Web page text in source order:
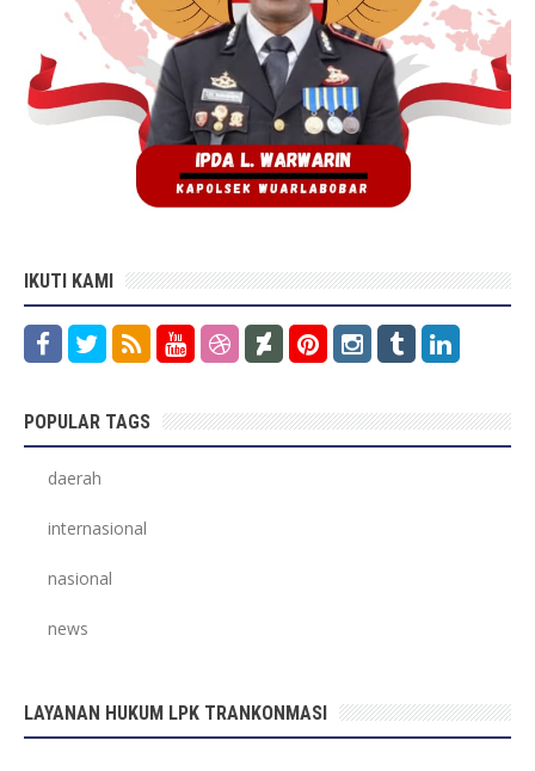
IKUTI KAMI
POPULAR TAGS
daerah
internasional
nasional
news
LAYANAN HUKUM LPK TRANKONMASI